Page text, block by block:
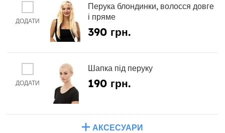
ДОДАТИ
Перука блондинки, волосся довге
і пряме
390 грн.
ДОДАТИ
Шапка під перуку
190 грн.
АКСЕСУАРИ